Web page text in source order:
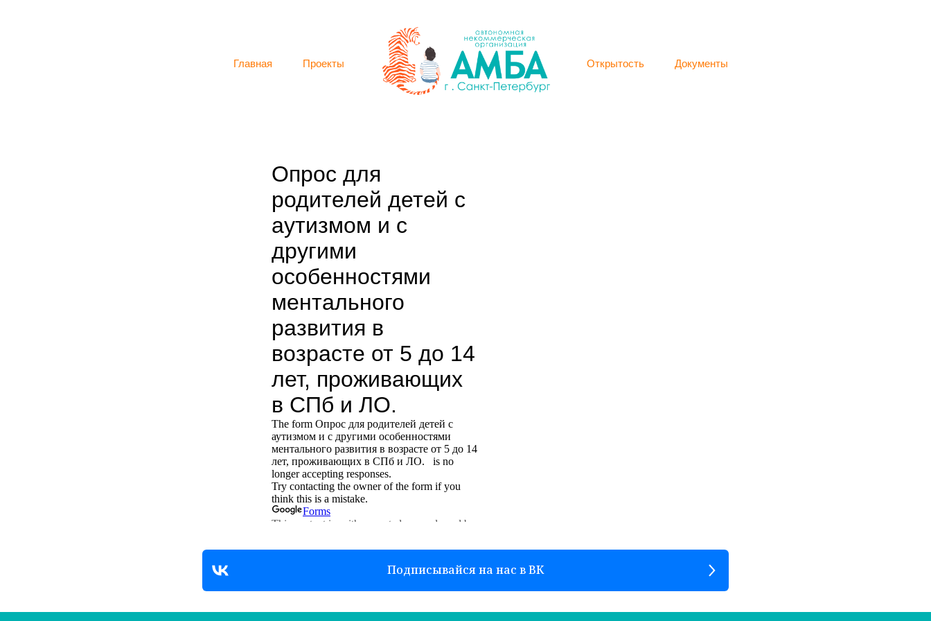
Главная Проекты Открытость Документы
Подписывайся на нас в ВК